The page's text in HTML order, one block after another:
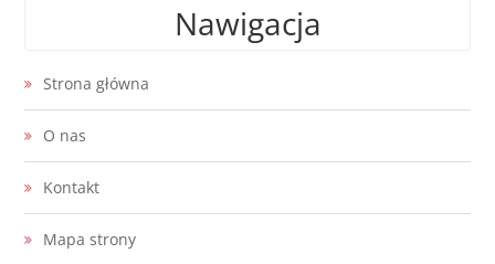
Nawigacja
Strona główna
O nas
Kontakt
Mapa strony